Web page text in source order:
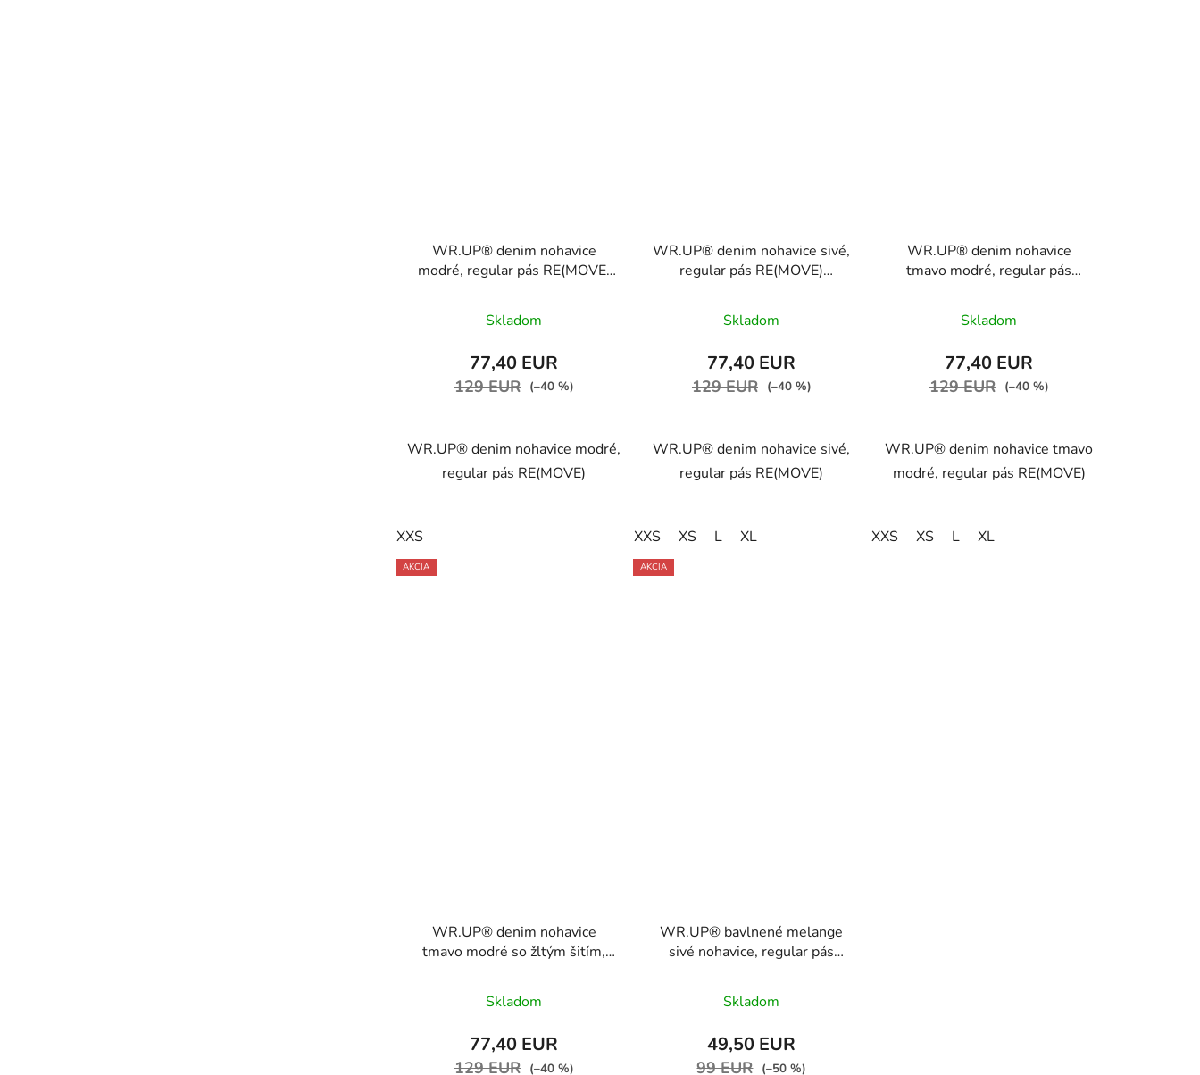
WR.UP® denim nohavice
modré, regular pás RE(MOVE)
hodnotenie
produktu
je
5
hviezdičiek.
Skladom
77,40 EUR
129 EUR (–40 %)
WR.UP® denim nohavice modré,
regular pás RE(MOVE)
XXS
WR.UP® denim nohavice sivé,
regular pás RE(MOVE)
hodnotenie
produktu
je
5
hviezdičiek.
Skladom
77,40 EUR
129 EUR (–40 %)
WR.UP® denim nohavice sivé,
regular pás RE(MOVE)
XXS XS L XL
WR.UP® denim nohavice
tmavo modré, regular pás
J0B
Skladom
77,40 EUR
129 EUR (–40 %)
WR.UP® denim nohavice tmavo
modré, regular pás RE(MOVE)
XXS XS L XL
AKCIA
WR.UP® denim nohavice
tmavo modré so žltým šitím,
WRUP1RC002ORG, J0Y
Skladom
77,40 EUR
129 EUR (–40 %)
AKCIA
WR.UP® bavlnené melange
sivé nohavice, regular pás
H4
Skladom
49,50 EUR
99 EUR (–50 %)